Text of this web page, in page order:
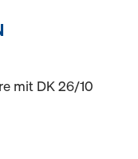
mit DK 26/10